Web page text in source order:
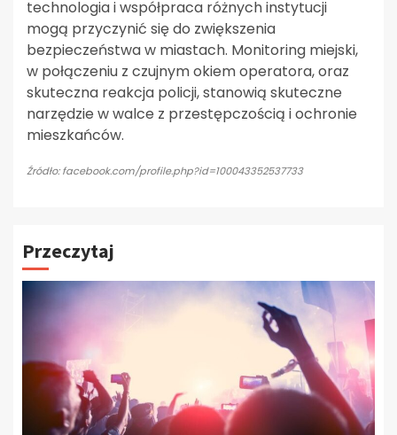
technologia i współpraca różnych instytucji
mogą przyczynić się do zwiększenia
bezpieczeństwa w miastach. Monitoring miejski,
w połączeniu z czujnym okiem operatora, oraz
skuteczna reakcja policji, stanowią skuteczne
narzędzie w walce z przestępczością i ochronie
mieszkańców.
Źródło: facebook.com/profile.php?id=100043352537733
Przeczytaj